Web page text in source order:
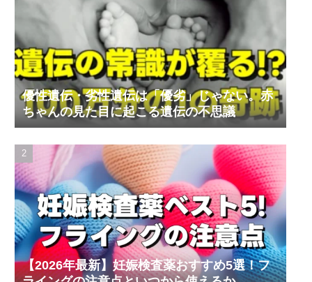
優性遺伝・劣性遺伝は「優劣」じゃない。赤
ちゃんの見た目に起こる遺伝の不思議
【2026年最新】妊娠検査薬おすすめ5選！フ